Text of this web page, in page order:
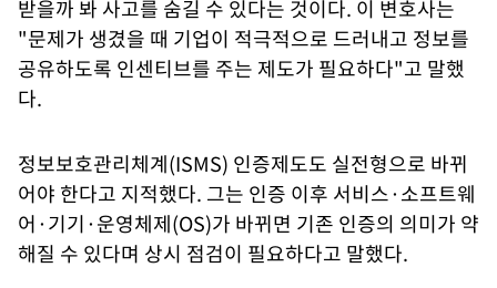
받을까 봐 사고를 숨길 수 있다는 것이다. 이 변호사는
"문제가 생겼을 때 기업이 적극적으로 드러내고 정보를
공유하도록 인센티브를 주는 제도가 필요하다"고 말했
다.
정보보호관리체계(ISMS) 인증제도도 실전형으로 바뀌
어야 한다고 지적했다. 그는 인증 이후 서비스·소프트웨
어·기기·운영체제(OS)가 바뀌면 기존 인증의 의미가 약
해질 수 있다며 상시 점검이 필요하다고 말했다.